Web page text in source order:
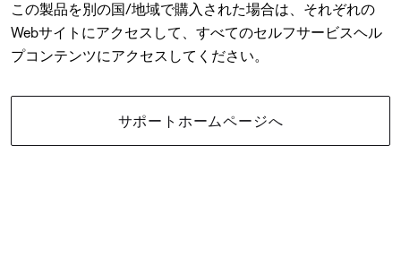
この製品を別の国/地域で購入された場合は、それぞれの
Webサイトにアクセスして、すべてのセルフサービスヘル
プコンテンツにアクセスしてください。
サポートホームページへ